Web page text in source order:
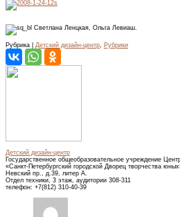
Светлана Ленцкая, Ольга Левиаш.
Рубрика | Детский дизайн-центр, Рубрики
Детский дизайн-центр
Государственное общеобразовательное учреждение
«Санкт-Петербургский городской Дворец творчества
Невский пр., д.39, литер А.
Отдел техники, 3 этаж, аудитории 308-311
телефон: +7(812) 310-40-39